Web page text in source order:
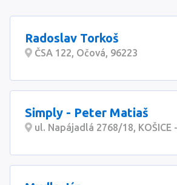
Radoslav Torkoš
ČSA 122, Očová, 96223
Simply - Peter Matiaš
ul. Napájadlá 2768/18, KOŠICE